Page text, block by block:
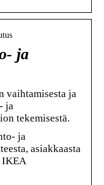
ja
vaihtamisesta ja
ja
tekemisestä.
ja
asiakkaasta
IKEA